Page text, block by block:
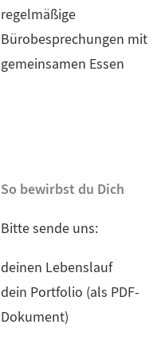
regelmäßige
Bürobesprechungen mit
gemeinsamen Essen
So bewirbst du Dich
Bitte sende uns:
deinen Lebenslauf
dein Portfolio (als PDF-
Dokument)